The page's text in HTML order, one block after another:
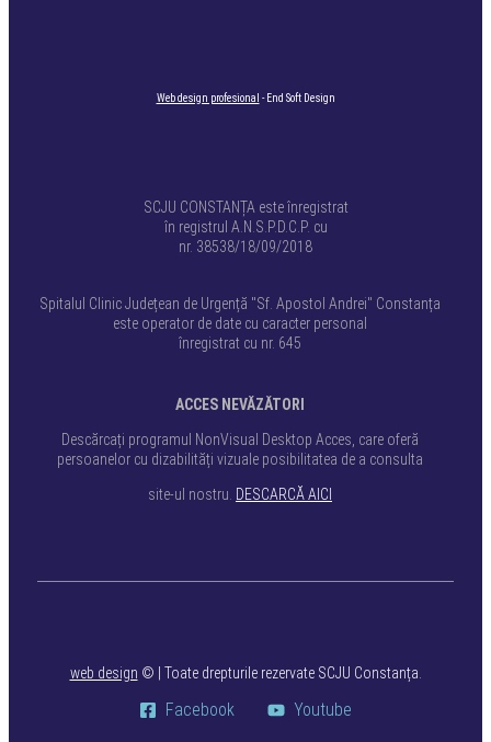
Web design profesional - End Soft Design
SCJU CONSTANȚA este înregistrat
în registrul A.N.S.P.D.C.P. cu
nr. 38538/18/09/2018
Spitalul Clinic Județean de Urgență "Sf. Apostol Andrei" Constanța
este operator de date cu caracter personal
înregistrat cu nr. 645
ACCES NEVĂZĂTORI
Descărcați programul NonVisual Desktop Acces, care oferă
persoanelor cu dizabilități vizuale posibilitatea de a consulta
site-ul nostru. DESCARCĂ AICI
web design © | Toate drepturile rezervate SCJU Constanța.
Facebook Youtube